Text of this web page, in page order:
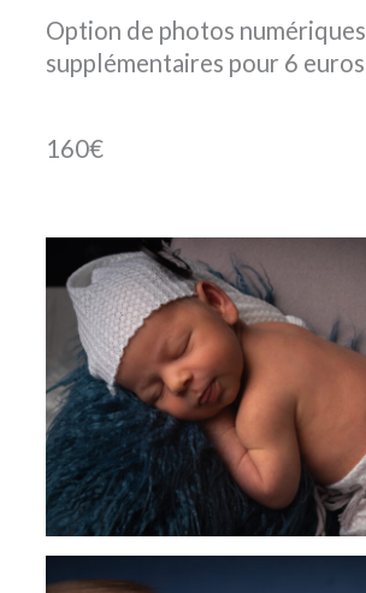
Option de photos numériques
supplémentaires pour 6 euros
160€